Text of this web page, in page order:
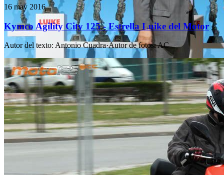
16 may 2016
Kymco Agility City 125 - Estrella Luike del Motor
Autor del texto: Antonio Cuadra·Autor de fotos:AC